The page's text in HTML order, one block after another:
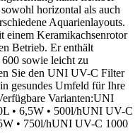
horizontal als auch
Aquarienlayouts.
Keramikachsenrotor
Betrieb. Er enthält
sowie leicht zu
Sie den UNI UV-C Filter
gesundes Umfeld für Ihre
Varianten:UNI
• 6,5W • 500l/hUNI UV-C
• 750l/hUNI UV-C 1000